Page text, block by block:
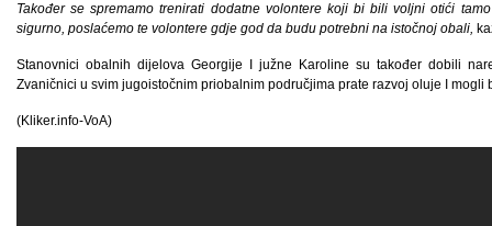
Također se spremamo trenirati dodatne volontere koji bi bili voljni otići
sigurno, poslaćemo te volontere gdje god da budu potrebni na istočnoj obali,
Stanovnici obalnih dijelova Georgije I južne Karoline su također dobili
Zvaničnici u svim jugoistočnim priobalnim područjima prate razvoj oluje I mogli
(Kliker.info-VoA)